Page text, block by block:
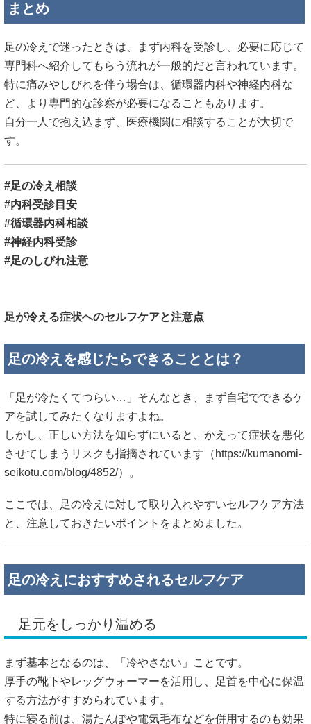
まとめ
足の冷えで迷ったときは、まず内科を受診し、必要に応じて
専門科へ紹介してもらう流れが一般的だと言われています。
特に痛みやしびれを伴う場合は、循環器内科や神経内科な
ど、より専門的な診察が必要になることもあります。
自分一人で抱え込まず、医療機関に相談することが大切で
す。
#足の冷え相談
#内科受診目安
#循環器内科相談
#神経内科受診
#足のしびれ注意
足が冷える症状へのセルフケアと注意点
足の冷えを感じたらできることとは？
「足が冷たくてつらい…」そんなとき、まず自宅でできるケ
アを試してみたくなりますよね。
しかし、正しい方法を知らずにいると、かえって症状を悪化
させてしまうリスクも指摘されています（ https://kumanomi-
seikotu.com/blog/4852/）。
ここでは、足の冷えに対して取り入れやすいセルフケア方法
と、注意しておきたいポイントをまとめました。
足の冷えにおすすめされるセルフケア
足元をしっかり温める
まず基本となるのは、「冷やさない」ことです。
厚手の靴下やレッグウォーマーを活用し、足首を中心に保温
する方法がすすめられています。
特に寝る前は、湯たんぽや電気毛布などを併用するのも効果